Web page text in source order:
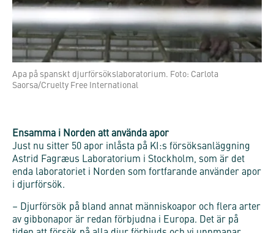
Apa på spanskt djurförsökslaboratorium. Foto: Carlota
Saorsa/Cruelty Free International
Ensamma i Norden att använda apor
Just nu sitter 50 apor inlåsta på KI:s försöksanläggning
Astrid Fagræus Laboratorium i Stockholm, som är det
enda laboratoriet i Norden som fortfarande använder apor
i djurförsök.
– Djurförsök på bland annat människoapor och flera arter
av gibbonapor är redan förbjudna i Europa. Det är på